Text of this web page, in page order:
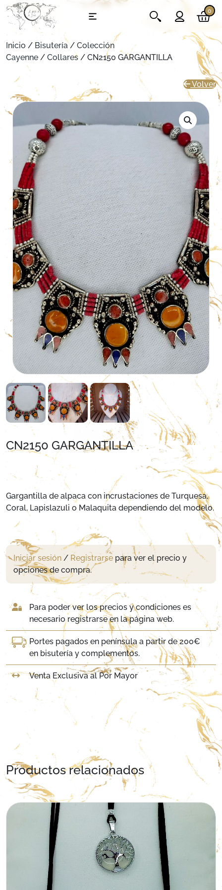
0
Inicio / Bisutería/ Colección
Cayenne / Collares / CN2150 GARGANTILLA
Volver
CN2150 GARGANTILLA
Gargantilla de alpaca con incrustaciones de Turquesa,
Coral, Lapislazuli o Malaquita dependiendo del modelo.
Iniciar sesión / Registrarse para ver el precio y
opciones de compra.
Para poder ver los precios y condiciones es
necesario registrarse en la página web.
Portes pagados en península a partir de 200€
en bisutería y complementos.
Venta Exclusiva al Por Mayor
Productos relacionados